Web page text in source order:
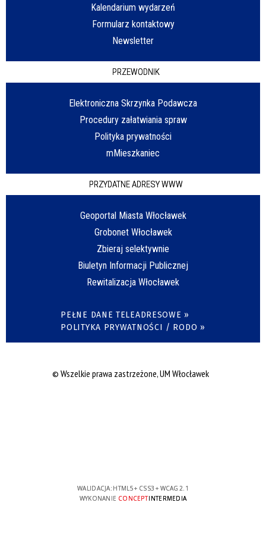
Kalendarium wydarzeń
Formularz kontaktowy
Newsletter
PRZEWODNIK
Elektroniczna Skrzynka Podawcza
Procedury załatwiania spraw
Polityka prywatności
mMieszkaniec
PRZYDATNE ADRESY WWW
Geoportal Miasta Włocławek
Grobonet Włocławek
Zbieraj selektywnie
Biuletyn Informacji Publicznej
Rewitalizacja Włocławek
PEŁNE DANE TELEADRESOWE »
POLITYKA PRYWATNOŚCI / RODO »
© Wszelkie prawa zastrzeżone, UM Włocławek
WALIDACJA: HTML5+ CSS3 + WCAG 2.1
WYKONANIE CONCEPTINTERMEDIA